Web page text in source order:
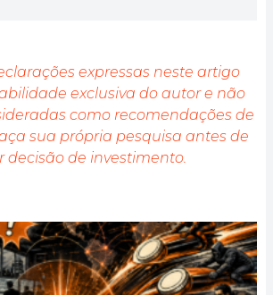
fermement que Bitcoin est l'outil
possible.
expressas neste artigo
exclusiva do autor e não
como recomendações de
sua própria pesquisa antes de
de investimento.